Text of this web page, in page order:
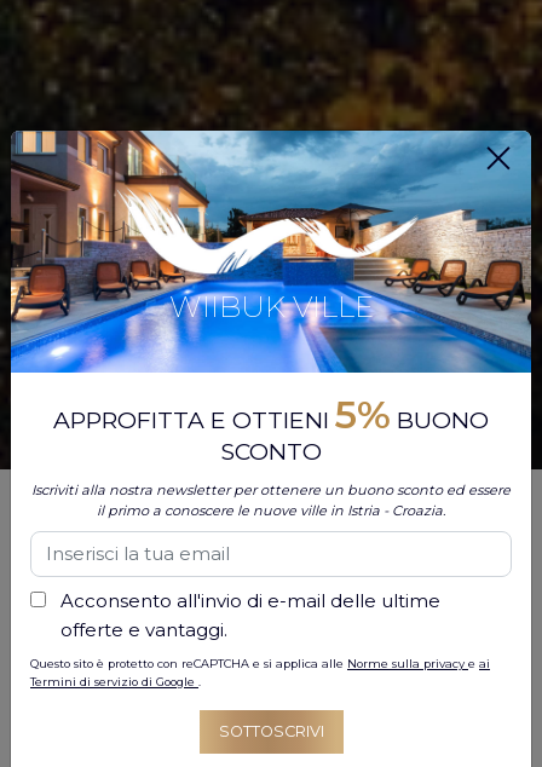
Non cercare oltre se stai pensando di visitarel"Istria
durante i mesi primaverili. Maggio trasforma questo
gioiello del Mediterraneo in una destinazione
incantevole con le sue giornate calde, sole abbondante
e meno folla, rendendolo il momento ideale per
WIIBUK VILLE
APPROFITTA E OTTIENI 5% BUONO
SCONTO
Iscriviti alla nostra newsletter per ottenere un buono sconto ed essere
il primo a conoscere le nuove ville in Istria - Croazia.
Acconsento all'invio di e-mail delle ultime
offerte e vantaggi.
Questo sito è protetto con reCAPTCHA e si applica alle Norme sulla privacy e ai
Termini di servizio di Google
SOTTOSCRIVI